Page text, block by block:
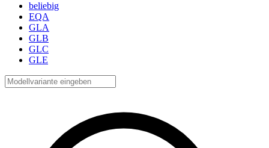
beliebig
EQA
GLA
GLB
GLC
GLE